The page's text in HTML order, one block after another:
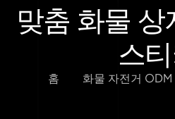
맞춤 화물 상
스
홈 화물 자전거 ODM